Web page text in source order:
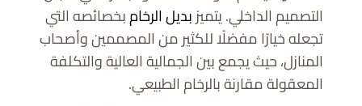
التصميم الداخلي. يتميزبديل الرخامبخصائصه التي
تجعله خيارًا مفضلًا للكثير من المصممين وأصحاب
المنازل، حيث يجمع بين الجمالية العالية والتكلفة
المعقولة مقارنة بالرخام الطبيعي.